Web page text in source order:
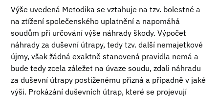
Výše uvedená Metodika se vztahuje na tzv. bolestné a
na ztížení společenského uplatnění a napomáhá
soudům při určování výše náhrady škody. Výpočet
náhrady za duševní útrapy, tedy tzv. další nemajetkové
újmy, však žádná exaktně stanovená pravidla nemá a
bude tedy zcela záležet na úvaze soudu, zdali náhradu
za duševní útrapy postiženému přizná a případně v jaké
výši. Prokázání duševních útrap, které se projevují